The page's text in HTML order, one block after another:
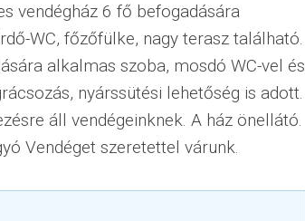
vendégház 6 fő befogadására
WC, főzőfülke, nagy terasz található.
alkalmas szoba, mosdó WC-vel és
nyárssütési lehetőség is adott.
áll vendégeinknek. A ház önellátó.
Vendéget szeretettel várunk.